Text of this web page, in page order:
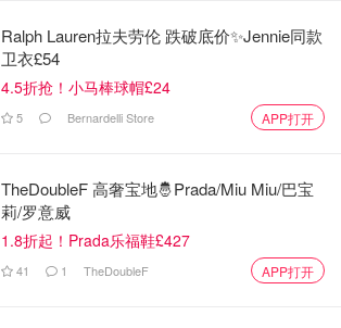
Ralph Lauren拉夫劳伦 跌破底价✨Jennie同款
卫衣£54
4.5折抢！小马棒球帽£24
5 Bernardelli Store APP打开
TheDoubleF 高奢宝地🤴Prada/Miu Miu/巴宝
莉/罗意威
1.8折起！Prada乐福鞋£427
41 1 TheDoubleF APP打开